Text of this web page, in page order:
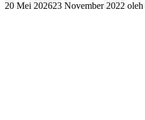
20 Mei 202623 November 2022 oleh